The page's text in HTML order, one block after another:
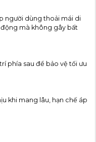
người dùng thoải mái di
mà không gây bất
phía sau để bảo vệ tối ưu
khi mang lâu, hạn chế áp